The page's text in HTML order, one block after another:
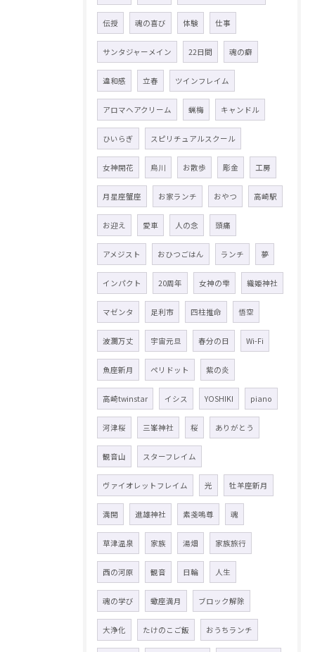
伝授 魂の喜び 体験 仕事
サンタジャーメイン 22日間 魂の癖
違和感 立春 ツインフレイム
アロマヘアクリーム 蝋梅 キャンドル
ひいらぎ スピリチュアルスクール
女神開花 烏川 お散歩 彫金 工房
月星座蟹座 お家ランチ おやつ 高崎駅
お迎え 愛車 人の念 頭痛
アメジスト おひつごはん ランチ 夢
インパクト 20周年 女神の雫 織姫神社
マゼンタ 足利市 四柱推命 悟空
波瀾万丈 宇宙元旦 春分の日 Wi-Fi
魚座新月 ペリドット 紫の炎
高崎twinstar イシス YOSHIKI piano
河津桜 三峯神社 桜 ありがとう
観音山 スターフレイム
ヴァイオレットフレイム 光 牡羊座新月
満開 進雄神社 素戔嗚尊 魂
草津温泉 家族 湯畑 家族旅行
西の河原 観音 日輪 人生
魂の学び 蠍座満月 ブロック解除
大浄化 たけのこご飯 おうちランチ